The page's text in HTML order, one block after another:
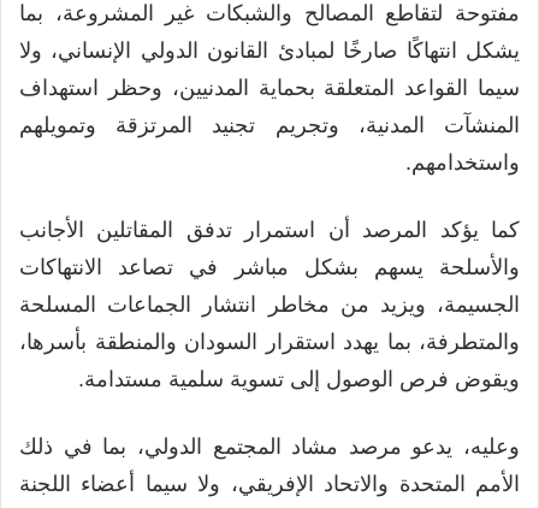
مفتوحة لتقاطع المصالح والشبكات غير المشروعة، بما
يشكل انتهاكًا صارخًا لمبادئ القانون الدولي الإنساني، ولا
سيما القواعد المتعلقة بحماية المدنيين، وحظر استهداف
المنشآت المدنية، وتجريم تجنيد المرتزقة وتمويلهم
واستخدامهم.
كما يؤكد المرصد أن استمرار تدفق المقاتلين الأجانب
والأسلحة يسهم بشكل مباشر في تصاعد الانتهاكات
الجسيمة، ويزيد من مخاطر انتشار الجماعات المسلحة
والمتطرفة، بما يهدد استقرار السودان والمنطقة بأسرها،
ويقوض فرص الوصول إلى تسوية سلمية مستدامة.
وعليه، يدعو مرصد مشاد المجتمع الدولي، بما في ذلك
الأمم المتحدة والاتحاد الإفريقي، ولا سيما أعضاء اللجنة